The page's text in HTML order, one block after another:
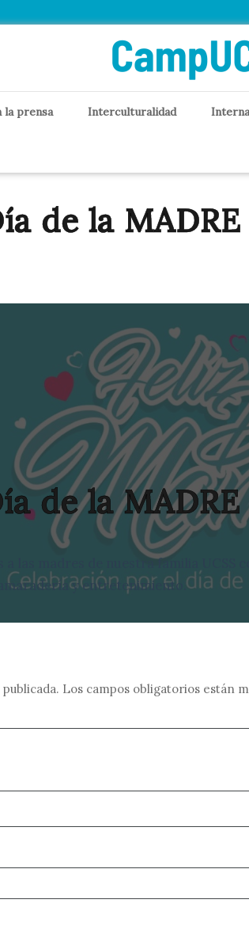
la prensa Interculturalidad
de la MADRE
de la MADRE
a las madres de nuestra familia UCSS
y entretenimiento.
Los campos obligatorios están